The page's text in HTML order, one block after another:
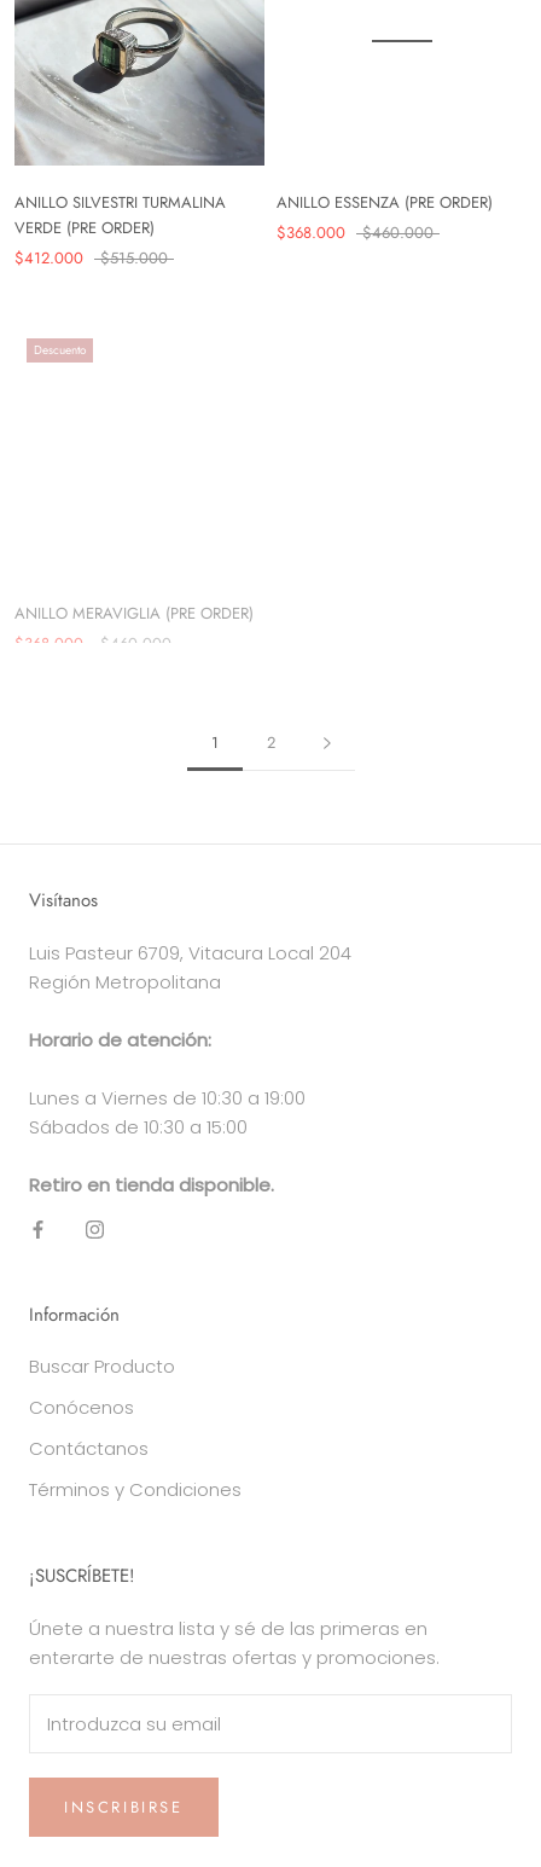
ANILLO SILVESTRI TURMALINA
VERDE (PRE ORDER)
$412.000
$515.000
ANILLO ESSENZA (PRE ORDER)
$368.000
$460.000
Descuento
$368.000
$460.000
1 2
Visítanos
Luis Pasteur 6709, Vitacura Local 204
Región Metropolitana
Horario de atención:
Lunes a Viernes de 10:30 a 19:00
Sábados de 10:30 a 15:00
Retiro en tienda disponible.
Información
Buscar Producto
Conócenos
Contáctanos
Términos y Condiciones
¡SUSCRÍBETE!
Únete a nuestra lista y sé de las primeras en
enterarte de nuestras ofertas y promociones.
INSCRIBIRSE